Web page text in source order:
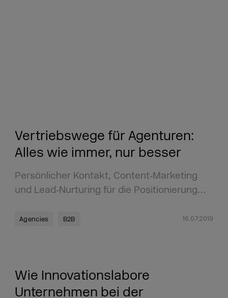
Vertriebswege für Agenturen:
Alles wie immer, nur besser
Persönlicher Kontakt, Content‑Marketing
und Lead‑Nurturing für die Positionierung…
Agencies B2B 16.07.2019
Wie Innovationslabore
Unternehmen bei der